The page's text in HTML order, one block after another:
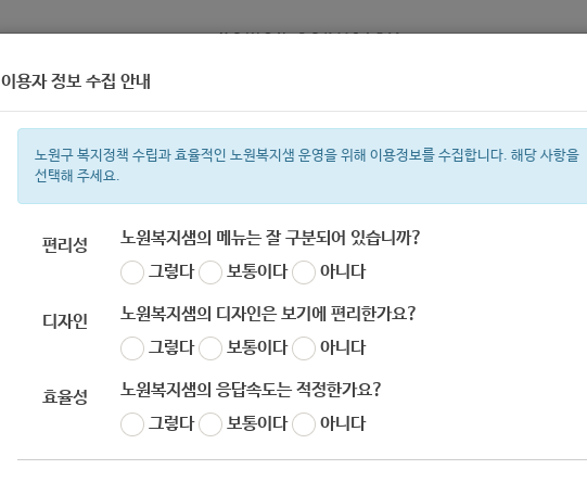
복지정보 복지서비스 신청 복지시설찾
지원금 복지관 이용시설 ìº 성민복지관
이용자 정보 수집 안내
노원구 복지정책 수립과 효율적인 노원복지샘 운영을 위해 이용정보를 수집합니다. 해당 사항을
선택해 주세요.
편리성
노원복지샘의 메뉴는 잘 구분되어 있습니까?
그렇다
보통이다 아니다
디자인
노원복지샘의 디자인은 보기에 편리한가요?
그렇다
보통이다 아니다
효율성
노원복지샘의 응답속도는 적정한가요?
그렇다
보통이다 아니다
[사회복지법인밀알복지재단] 저소득 취약계층 가정의
’MOM편한 하이드림‘ 대상자 모집 ( -9/30)